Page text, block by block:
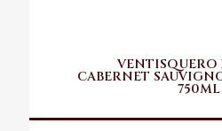
VENTISQUERO
CABERNET
750ML